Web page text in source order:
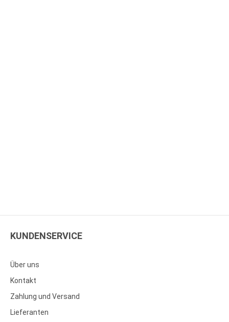
KUNDENSERVICE
Über uns
Kontakt
Zahlung und Versand
Lieferanten